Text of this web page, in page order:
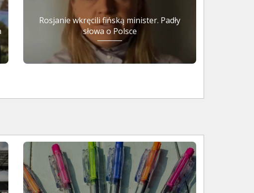
Rosjanie wkręcili fińską minister. Padły
słowa o Polsce